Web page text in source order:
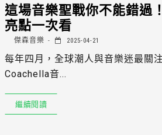
這場音樂聖戰你不能錯
亮點一次看
傑森音樂 2025-04-21
每年四月，全球潮人與音樂迷最關
Coachella音...
繼續閱讀